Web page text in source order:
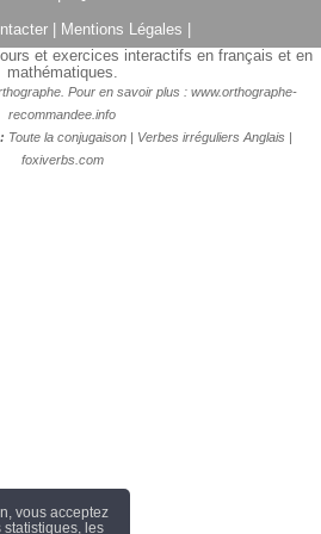
vous acceptez
statistiques, les
Mentions Légales
et exercices interactifs en français et en
mathématiques.
Pour en savoir plus : www.orthographe-
recommandee.info
Toute la conjugaison| Verbes irréguliers Anglais
foxiverbs.com